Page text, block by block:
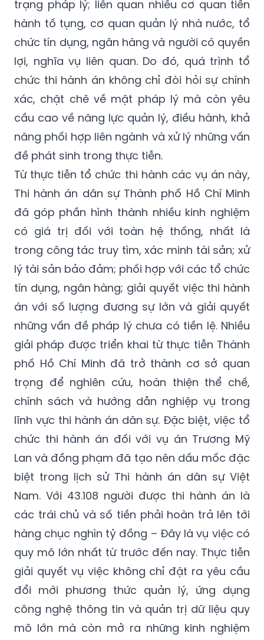
trạng pháp lý; liên quan nhiều cơ quan tiến
hành tố tụng, cơ quan quản lý nhà nước, tổ
chức tín dụng, ngân hàng và người có quyền
lợi, nghĩa vụ liên quan. Do đó, quá trình tổ
chức thi hành án không chỉ đòi hỏi sự chính
xác, chặt chẽ về mặt pháp lý mà còn yêu
cầu cao về năng lực quản lý, điều hành, khả
năng phối hợp liên ngành và xử lý những vấn
đề phát sinh trong thực tiễn.
Từ thực tiễn tổ chức thi hành các vụ án này,
Thi hành án dân sự Thành phố Hồ Chí Minh
đã góp phần hình thành nhiều kinh nghiệm
có giá trị đối với toàn hệ thống, nhất là
trong công tác truy tìm, xác minh tài sản; xử
lý tài sản bảo đảm; phối hợp với các tổ chức
tín dụng, ngân hàng; giải quyết việc thi hành
án với số lượng đương sự lớn và giải quyết
những vấn đề pháp lý chưa có tiền lệ. Nhiều
giải pháp được triển khai từ thực tiễn Thành
phố Hồ Chí Minh đã trở thành cơ sở quan
trọng để nghiên cứu, hoàn thiện thể chế,
chính sách và hướng dẫn nghiệp vụ trong
lĩnh vực thi hành án dân sự. Đặc biệt, việc tổ
chức thi hành án đối với vụ án Trương Mỹ
Lan và đồng phạm đã tạo nên dấu mốc đặc
biệt trong lịch sử Thi hành án dân sự Việt
Nam. Với 43.108 người được thi hành án là
các trái chủ và số tiền phải hoàn trả lên tới
hàng chục nghìn tỷ đồng – Đây là vụ việc có
quy mô lớn nhất từ trước đến nay. Thực tiễn
giải quyết vụ việc không chỉ đặt ra yêu cầu
đổi mới phương thức quản lý, ứng dụng
công nghệ thông tin và quản trị dữ liệu quy
mô lớn mà còn mở ra những kinh nghiệm